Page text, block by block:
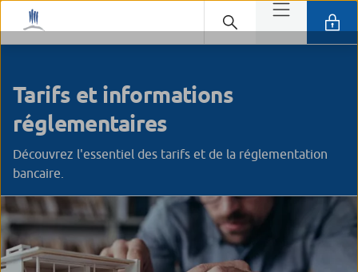
Tarifs et informations
réglementaires
Découvrez l'essentiel des tarifs et de la réglementation
bancaire.